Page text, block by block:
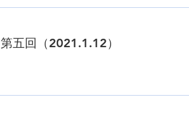
第五回（2021.1.12）